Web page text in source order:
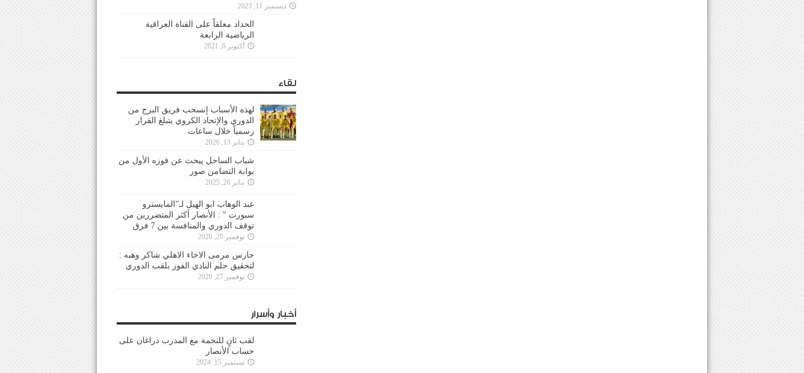
ديسمبر 11, 2023
الحداد معلقاً على القناة العراقية
الرياضية الرابعة
أكتوبر 6, 2021
لقاء
لهذه الأسباب إنسحب فريق البرج من
الدوري والإتحاد الكروي يتبلغ القرار
رسمياً خلال ساعات
يناير 13, 2026
شباب الساحل يبحث عن فوزه الأول من
بوابة التضامن صور
يناير 26, 2025
عبد الوهاب ابو الهيل لـ”المايسترو
سبورت ” : الأنصار أكثر المتضررين من
توقف الدوري والمنافسة بين 7 فرق
نوفمبر 29, 2020
حارس مرمى الاخاء الاهلي شاكر وهبه :
لتحقيق حلم النادي الفوز بلقب الدوري
نوفمبر 27, 2020
أخبار وأسرار
لقب ثانٍ للنجمة مع المدرب دراغان على
حساب الأنصار
سبتمبر 15, 2024